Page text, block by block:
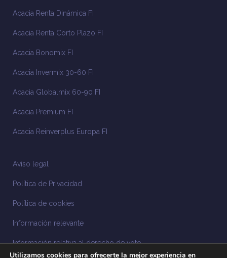
Acacia Renta Dinámica FI
Acacia Renta Corto Plazo FI
Acacia Bonomix FI
Acacia Invermix 30-60 FI
Acacia Globalmix 60-90 FI
Acacia Premium FI
Acacia Reinverplus Europa FI
Aviso legal
Política de Privacidad
Política de cookies
Información relevante
Información relativa al derecho de voto
Utilizamos cookies para ofrecerte la mejor experiencia en